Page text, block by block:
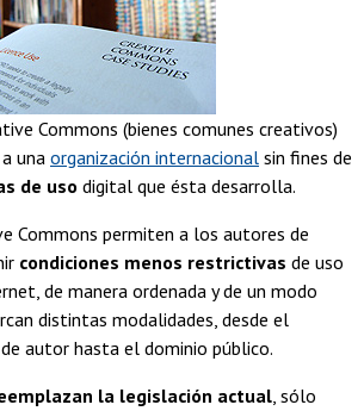
Commons (bienes comunes creativos)
una organización internacional sin fines de
de uso digital que ésta desarrolla.
Commons permiten a los autores de
condiciones menos restrictivas de uso
de manera ordenada y de un modo
distintas modalidades, desde el
autor hasta el dominio público.
la legislación actual, sólo